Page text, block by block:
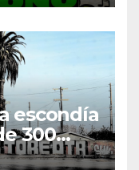
escondía
300